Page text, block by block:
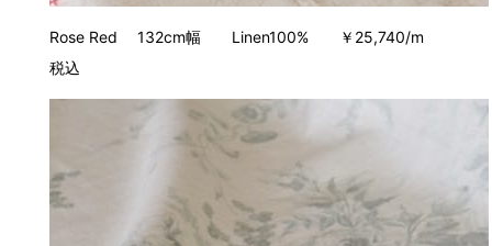
Rose Red 132cm幅 Linen100% ￥25,740/m
税込